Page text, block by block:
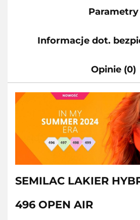
Parametry
Informacje dot.
Opinie (0)
SEMILAC LAKIER
496 OPEN AIR